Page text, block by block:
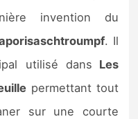
invention du
. Il
utilisé dans Les
permettant tout
sur une courte